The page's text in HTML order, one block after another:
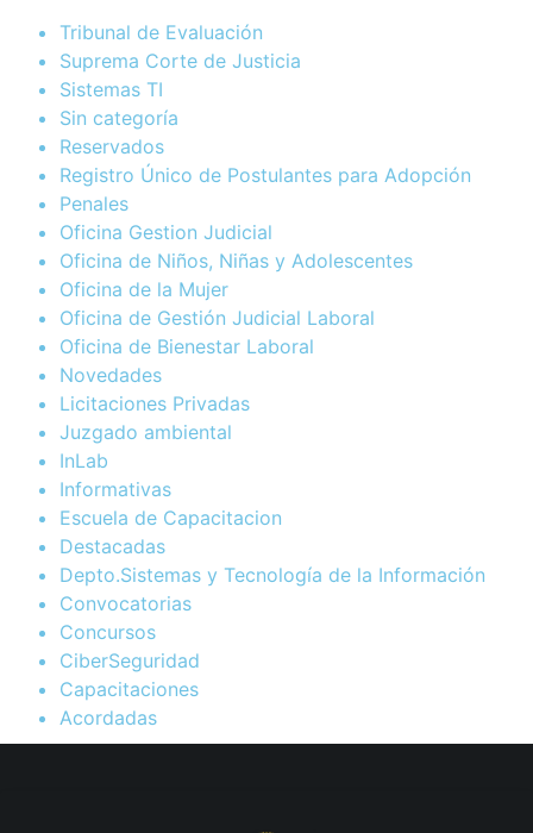
Tribunal de Evaluación
Suprema Corte de Justicia
Sistemas TI
Sin categoría
Reservados
Registro Único de Postulantes para Adopción
Penales
Oficina Gestion Judicial
Oficina de Niños, Niñas y Adolescentes
Oficina de la Mujer
Oficina de Gestión Judicial Laboral
Oficina de Bienestar Laboral
Novedades
Licitaciones Privadas
Juzgado ambiental
InLab
Informativas
Escuela de Capacitacion
Destacadas
Depto.Sistemas y Tecnología de la Información
Convocatorias
Concursos
CiberSeguridad
Capacitaciones
Acordadas